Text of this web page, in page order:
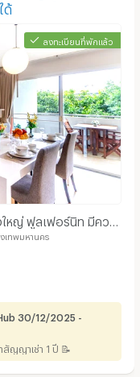
ด้
ลงทะเบียนที่พักแล้ว
หญ่ ฟูลเฟอร์นิท มีความ
เทพมหานคร
30/12/2025 -
ญญาเช่า 1 ปี 📝